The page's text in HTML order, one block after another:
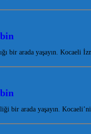
bir arada yaşayın. Kocaeli
bir arada yaşayın.